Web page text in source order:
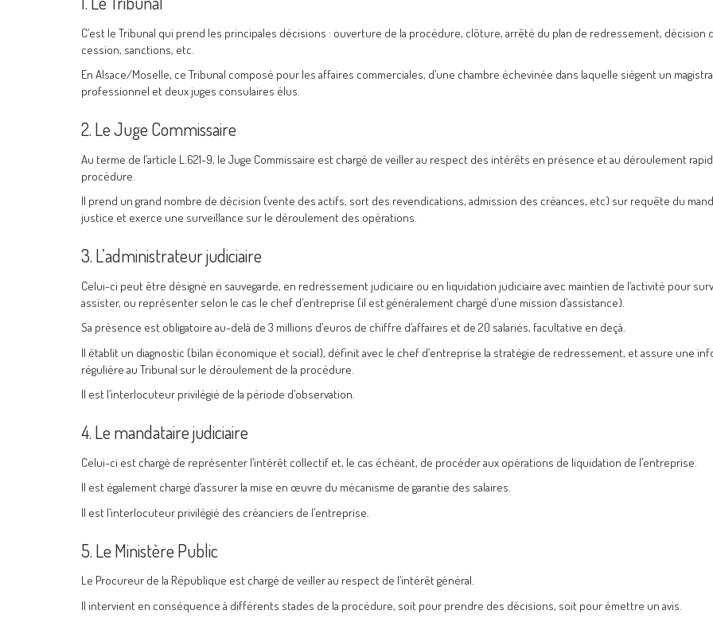
C’est le Tribunal qui prend les principales décisions : ouverture de la procédure, clôture, arrêté du plan de redressement, décision
cession, sanctions, etc.
En Alsace/Moselle, ce Tribunal composé pour les affaires commerciales, d’une chambre échevinée dans laquelle siègent un
professionnel et deux juges consulaires élus.
2. Le Juge Commissaire
Au terme de l’article L.621-9, le Juge Commissaire est chargé de veiller au respect des intérêts en présence et au déroulement
procédure.
Il prend un grand nombre de décision (vente des actifs, sort des revendications, admission des créances, etc) sur requête du
justice et exerce une surveillance sur le déroulement des opérations.
3. L’administrateur judiciaire
Celui-ci peut être désigné en sauvegarde, en redressement judiciaire ou en liquidation judiciaire avec maintien de l’activité pour
assister, ou représenter selon le cas le chef d’entreprise (il est généralement chargé d’une mission d’assistance).
Sa présence est obligatoire au-delà de 3 millions d’euros de chiffre d’affaires et de 20 salariés, facultative en deçà.
Il établit un diagnostic (bilan économique et social), définit avec le chef d’entreprise la stratégie de redressement, et assure une
régulière au Tribunal sur le déroulement de la procédure.
Il est l’interlocuteur privilégié de la période d’observation.
4. Le mandataire judiciaire
Celui-ci est chargé de représenter l’intérêt collectif et, le cas échéant, de procéder aux opérations de liquidation de l’entreprise.
Il est également chargé d’assurer la mise en œuvre du mécanisme de garantie des salaires.
Il est l’interlocuteur privilégié des créanciers de l’entreprise.
5. Le Ministère Public
Le Procureur de la République est chargé de veiller au respect de l’intérêt général.
Il intervient en conséquence à différents stades de la procédure, soit pour prendre des décisions, soit pour émettre un avis.